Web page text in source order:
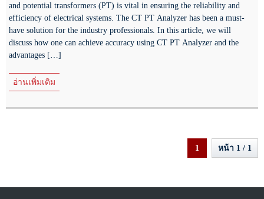
and potential transformers (PT) is vital in ensuring the reliability and
efficiency of electrical systems. The CT PT Analyzer has been a must-
have solution for the industry professionals. In this article, we will
discuss how one can achieve accuracy using CT PT Analyzer and the
advantages […]
อ่านเพิ่มเติม
1 หน้า 1 / 1